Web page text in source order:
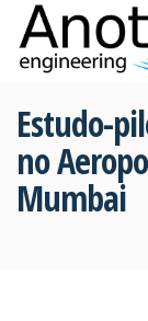
Estudo-
no
Mumbai